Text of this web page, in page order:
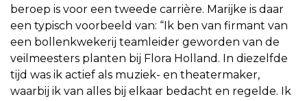
beroep is voor een tweede carrière. Marijke is daar
een typisch voorbeeld van: “Ik ben van firmant van
een bollenkwekerij teamleider geworden van de
veilmeesters planten bij Flora Holland. In diezelfde
tijd was ik actief als muziek- en theatermaker,
waarbij ik van alles bij elkaar bedacht en regelde. Ik